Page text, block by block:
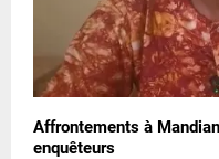
Affrontements à
enquêteurs